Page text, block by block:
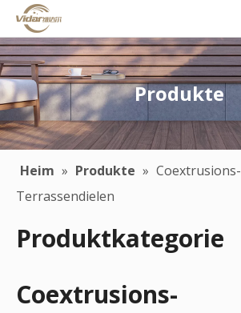
Produkte
Heim » Produkte » Coextrusions-
Terrassendielen
Produktkategorie
Coextrusions-